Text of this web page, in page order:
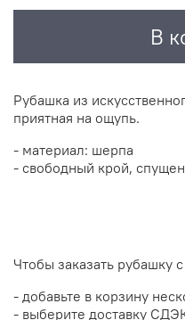
В
Рубашка из
приятная на ощупь.
- материал: шерпа
- свободный крой,
Чтобы заказать рубашку
- добавьте в корзину
- выберите доставку